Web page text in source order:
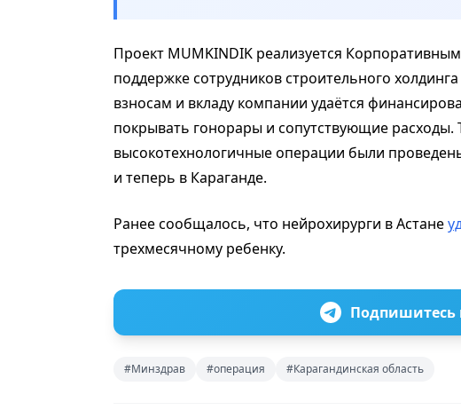
Проект MUMKINDIK реализуется
поддержке сотрудников строительного
взносам и вкладу компании удаётся
покрывать гонорары и сопутствующие расходы.
высокотехнологичные операции были
и теперь в Караганде.
Ранее сообщалось, что нейрохирурги в Астане
трехмесячному ребенку.
Подпишитесь
#Минздрав #операция #Карагандинская область